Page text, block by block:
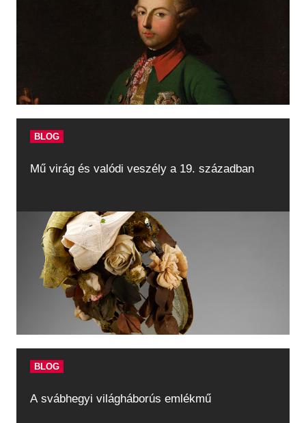
BLOG
Mű virág és valódi veszély a 19. században
BLOG
A svábhegyi világháborús emlékmű